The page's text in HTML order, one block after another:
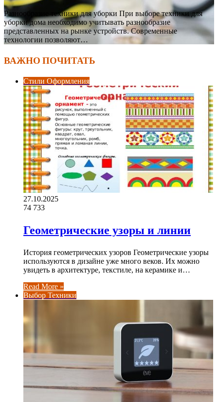
Разнообразие техники для уборки При выборе техники для
уборки дома необходимо учитывать разнообразие
представленных на рынке устройств. Современные
технологии позволяют…
ВАЖНО ПОЧИТАТЬ
Стили Оформления
27.10.2025
74 733
Геометрические узоры и линии
История геометрических узоров Геометрические узоры
используются в дизайне уже много веков. Их можно
увидеть в архитектуре, текстиле, на керамике и…
Read More »
Выбор Техники